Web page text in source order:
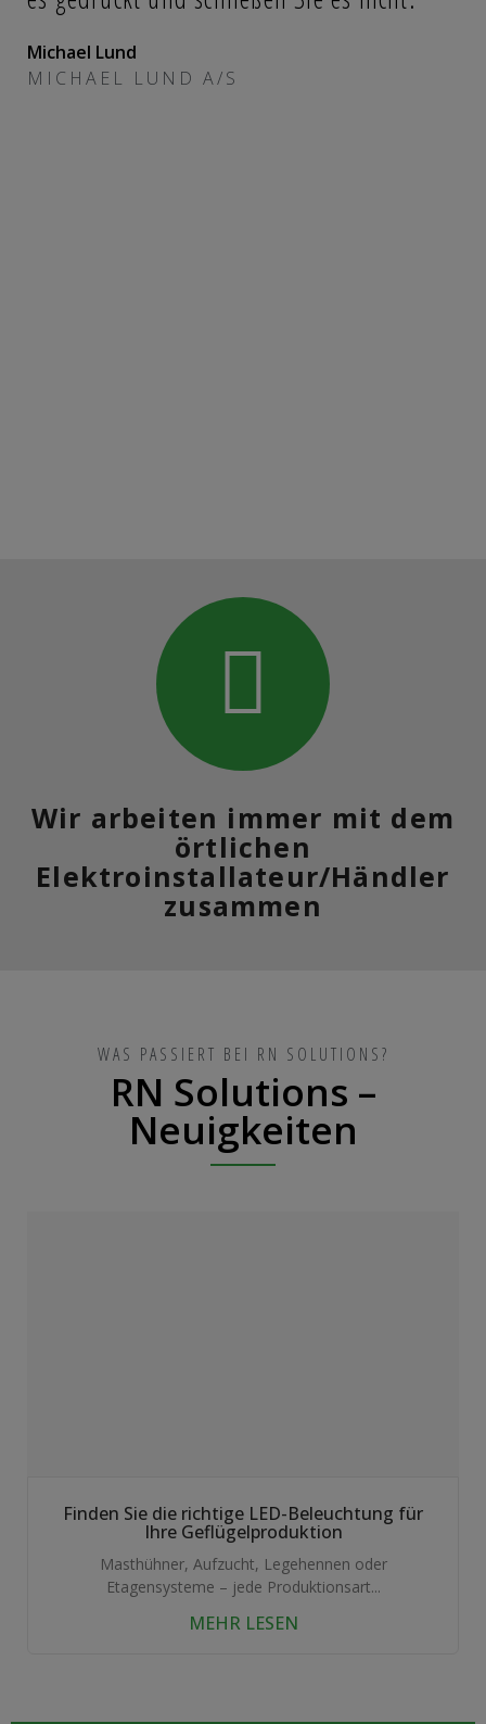
Michael Lund
MICHAEL LUND A/S
Wir arbeiten immer mit dem
örtlichen
Elektroinstallateur/Händler
zusammen
WAS PASSIERT BEI RN SOLUTIONS?
RN Solutions –
Neuigkeiten
Finden Sie die richtige LED-Beleuchtung für
Ihre Geflügelproduktion
Masthühner, Aufzucht, Legehennen oder
Etagensysteme – jede Produktionsart...
MEHR LESEN